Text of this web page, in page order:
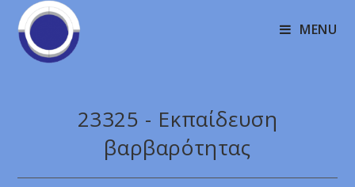
MENU
23325 - Εκπαίδευση
βαρβαρότητας